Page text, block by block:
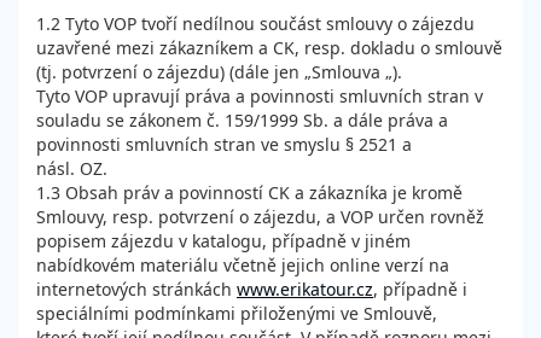
1.2 Tyto VOP tvoří nedílnou součást smlouvy o zájezdu
uzavřené mezi zákazníkem a CK, resp. dokladu o smlouvě
(tj. potvrzení o zájezdu) (dále jen „Smlouva „).
Tyto VOP upravují práva a povinnosti smluvních stran v
souladu se zákonem č. 159/1999 Sb. a dále práva a
povinnosti smluvních stran ve smyslu § 2521 a
násl. OZ.
1.3 Obsah práv a povinností CK a zákazníka je kromě
Smlouvy, resp. potvrzení o zájezdu, a VOP určen rovněž
popisem zájezdu v katalogu, případně v jiném
nabídkovém materiálu včetně jejich online verzí na
internetových stránkách www.erikatour.cz, případně i
speciálními podmínkami přiloženými ve Smlouvě,